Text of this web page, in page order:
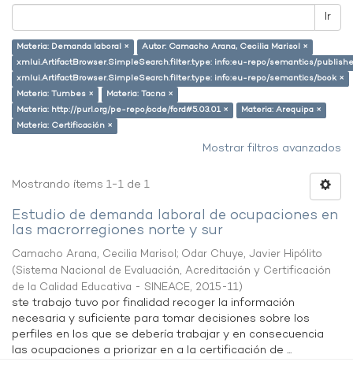
Ir
Materia: Demanda laboral ×
Autor: Camacho Arana, Cecilia Marisol ×
xmlui.ArtifactBrowser.SimpleSearch.filter.type: info:eu-repo/semantics/
xmlui.ArtifactBrowser.SimpleSearch.filter.type: info:eu-repo/semantics/book ×
Materia: Tumbes ×
Materia: Tacna ×
Materia: http://purl.org/pe-repo/ocde/ford#5.03.01 ×
Materia: Arequipa ×
Materia: Certificación ×
Mostrar filtros avanzados
Mostrando ítems 1-1 de 1
Estudio de demanda laboral de ocupaciones en
las macrorregiones norte y sur
Camacho Arana, Cecilia Marisol; Odar Chuye, Javier Hipólito
(Sistema Nacional de Evaluación, Acreditación y Certificación
de la Calidad Educativa - SINEACE, 2015-11)
ste trabajo tuvo por finalidad recoger la información
necesaria y suficiente para tomar decisiones sobre los
perfiles en los que se debería trabajar y en consecuencia
las ocupaciones a priorizar en a la certificación de ...